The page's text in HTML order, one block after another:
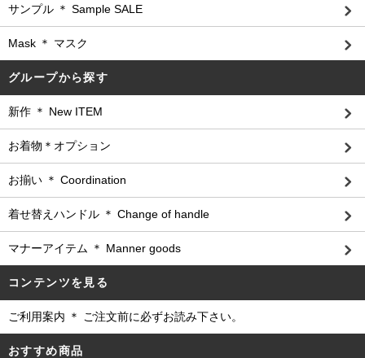
サンプル ＊ Sample SALE
Mask ＊ マスク
グループから探す
新作 ＊ New ITEM
お着物＊オプション
お揃い ＊ Coordination
着せ替えハンドル ＊ Change of handle
マナーアイテム ＊ Manner goods
コンテンツを見る
ご利用案内 ＊ ご注文前に必ずお読み下さい。
おすすめ商品